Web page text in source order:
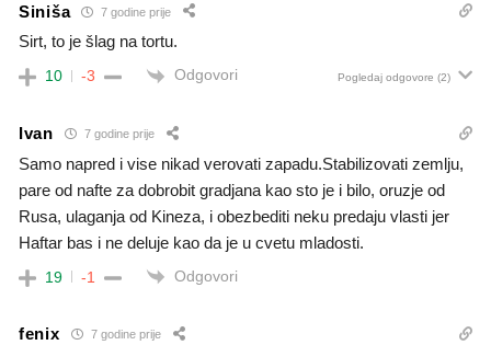
Siniša 7 godine prije
Sirt, to je šlag na tortu.
10 -3 Odgovori Pogledaj odgovore (2)
Ivan 7 godine prije
Samo napred i vise nikad verovati zapadu.Stabilizovati zemlju,
pare od nafte za dobrobit gradjana kao sto je i bilo, oruzje od
Rusa, ulaganja od Kineza, i obezbediti neku predaju vlasti jer
Haftar bas i ne deluje kao da je u cvetu mladosti.
19 -1 Odgovori
fenix 7 godine prije